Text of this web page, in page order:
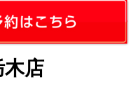
20年50万キ